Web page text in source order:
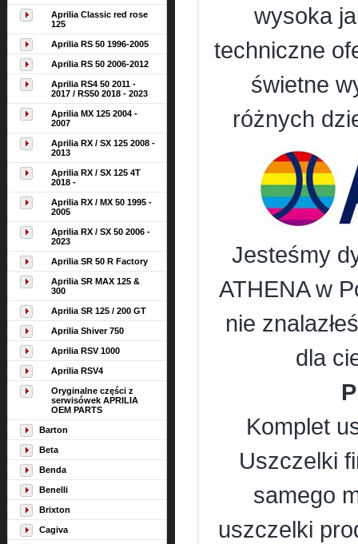
Aprilia Classic red rose
125
Aprilia RS 50 1996-2005
Aprilia RS 50 2006-2012
Aprilia RS4 50 2011 -
2017 / RS50 2018 - 2023
Aprilia MX 125 2004 -
2007
Aprilia RX / SX 125 2008 -
2013
Aprilia RX / SX 125 4T
2018 -
Aprilia RX / MX 50 1995 -
2005
Aprilia RX / SX 50 2006 -
2023
Aprilia SR 50 R Factory
Aprilia SR MAX 125 &
300
Aprilia SR 125 / 200 GT
Aprilia Shiver 750
Aprilia RSV 1000
Aprilia RSV4
Oryginalne części z
serwisówek APRILIA
OEM PARTS
Barton
Beta
Benda
Benelli
Brixton
Cagiva
wysoka
techniczne
świetne
różnych
Jesteśmy
ATHENA w
nie
dla
Komplet
Uszczelki
samego
uszczelki